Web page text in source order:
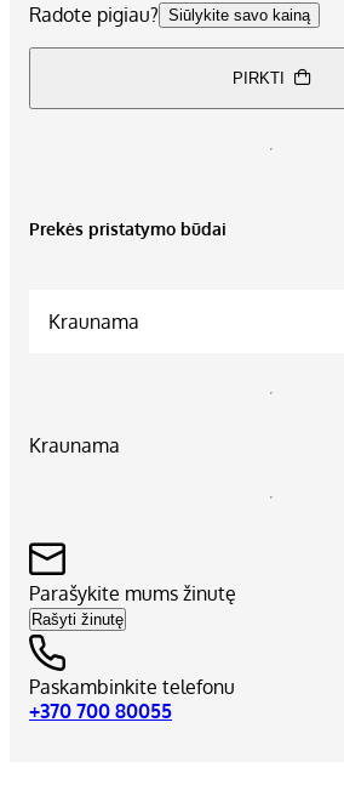
Radote pigiau? Siūlykite savo kainą
PIRKTI
Prekės pristatymo būdai
Kraunama
Kraunama
Parašykite mums žinutę
Rašyti žinutę
Paskambinkite telefonu
+370 700 80055